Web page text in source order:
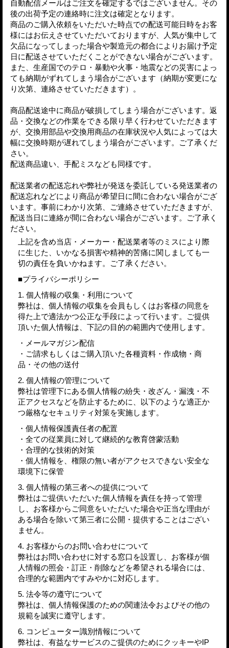
自動配信メールはご注文を確定するではございません。その
後の出荷予定の連絡時に注文は確定となります。
商品のご購入依頼をいただいた時点での配送可能日時をお客
様にはお伝えさせていただいておりますが、人気が集中して
欠品になってしまった場合や製造元の都合によりお届け予定
日に配送させていただくことができない場合がございます。
また、生産国でのテロ・暴動や火事・地震などの災害によっ
ても納期がずれてしまう場合がございます（納期が変更にな
り次第、連絡させていただきます）。
商品配送途中に商品が破損してしまう場合がございます。返
品・交換などの作業をできる限り早く行わせていただきます
が、交換用部品や交換用商品の在庫状況や人気によっては大
幅に交換時期が遅れてしまう場合がございます。ご了承くだ
さい。
配送商品違い、手配ミスなども同様です。
配送業者の配送忘れや弊社が発送を委託している発送業者の
配送忘れなどにより商品が希望日に間に合わない場合がござ
います。事前にわかり次第、ご連絡させていただきますが、
配送当日に連絡が間に合わない場合がございます。ご了承く
ださい。
上記を含め当店・メーカー・配送業者等のミスにより際
に生じた、いかなる損害や精神的苦痛に関しましても一
切の責任を負いかねます。ご了承ください。
■プライバシーポリシー
1. 個人情報の収集・利用について
弊社は、個人情報の収集を会員もしくはお客様の同意を
得た上で適法かつ公正な手段によって行います。ご提供
頂いた個人情報は、下記の目的の範囲内で使用します。
・メールマガジン配信
・ご請求もしくはご購入頂いた各種資料・作成物・商
品・その他の送付
2. 個人情報の管理について
弊社は管理下にある個人情報の紛失・改ざん・漏洩・不
正アクセスなどを防止するために、以下のような適正か
つ厳格なセキュリティ対策を実施します。
・個人情報保護責任者の配置
・全ての従業員に対して継続的な教育啓蒙活動
・合理的な技術的対策
・個人情報を、権限の無い者がアクセスできない安全な
環境下に保管
3. 個人情報の第三者への提供について
弊社はご提供いただいた個人情報を責任を持って管理
し、お客様からご同意をいただいた場合や正当な理由が
ある場合を除いて第三者に公開・提供することはござい
ません。
4. お客様からのお問い合わせについて
弊社はお問い合わせに対する窓口を設置し、お客様が個
人情報の照会・訂正・削除などを希望される場合には、
合理的な範囲内ですみやかに対応します。
5. 法令等の遵守について
弊社は、個人情報保護のための関連法令およびその他の
規範を誠実に遵守します。
6. コンピューター識別情報について
弊社は、有益なサービスのご提供のためにクッキーやIP